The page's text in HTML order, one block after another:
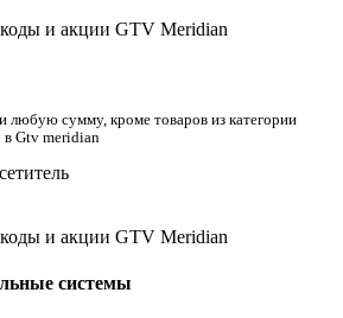
любую сумму, кроме товаров из категории
в Gtv meridian
системы